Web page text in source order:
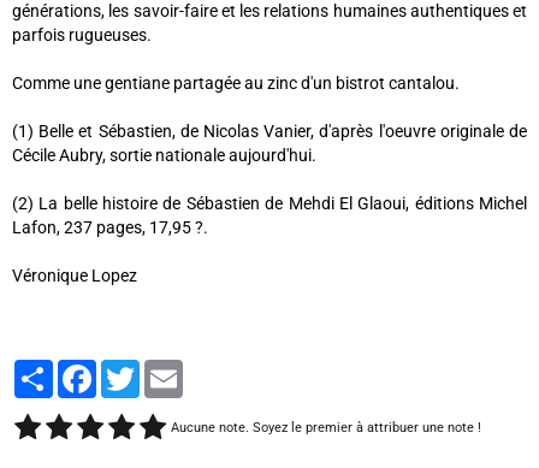
générations, les savoir-faire et les relations humaines authentiques et
parfois rugueuses.
Comme une gentiane partagée au zinc d'un bistrot cantalou.
(1) Belle et Sébastien, de Nicolas Vanier, d'après l'oeuvre originale de
Cécile Aubry, sortie nationale aujourd'hui.
(2) La belle histoire de Sébastien de Mehdi El Glaoui, éditions Michel
Lafon, 237 pages, 17,95 ?.
Véronique Lopez
PartagerFacebook
Twitter
Aucune note. Soyez le premier à attribuer une note !